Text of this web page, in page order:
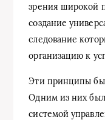
зрения широкой
создание
следование
организацию к
Эти принципы
Одним из них
системой